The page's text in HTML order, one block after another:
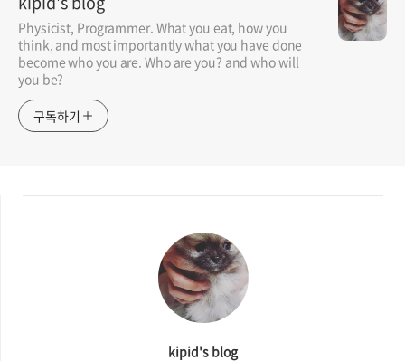
Physicist, Programmer. What you eat, how you
think, and most importantly what you have done
become who you are. Who are you? and who will
you be?
구독하기
kipid's blog